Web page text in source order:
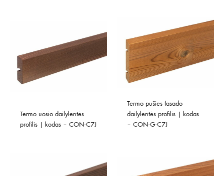
Termo uosio dailylentės
profilis | kodas – CON-C7J
Termo pušies fasado
dailylentės profilis | kodas
– CON-G-C7J